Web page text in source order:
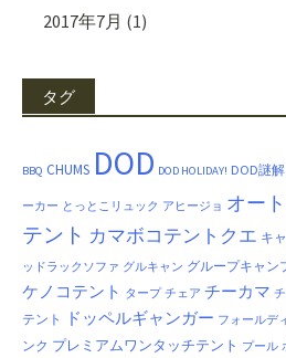
2017年7月 (1)
タグ
BBQ CHUMS DOD DOD HOLIDAY! DOD謎
ーカー とっとこリュック アヒージョ オー
テント カマボコテントクエ キ
ッドラックソファ グルキャン グループキャン
ケノコテント タープ チェア チーカマ
テント ドッペルギャンガー フォールデ
ンク プレミアムワンタッチテント プール